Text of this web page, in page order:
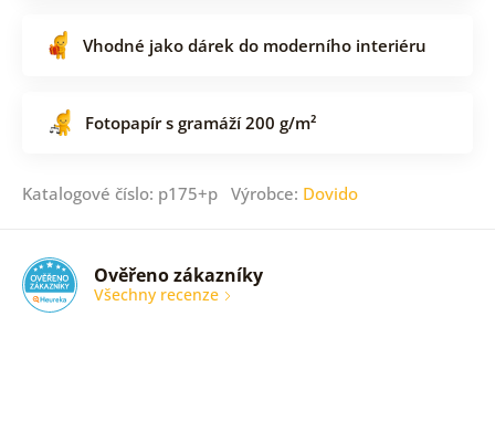
Vhodné jako dárek do moderního interiéru
Fotopapír s gramáží 200 g/m²
Katalogové číslo: p175+p Výrobce: Dovido
Ověřeno zákazníky
Všechny recenze